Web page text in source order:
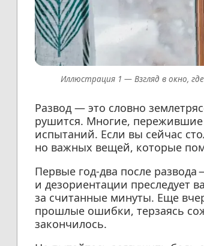
Взгляд в окно,
Развод — это словно
рушится. Многие,
испытаний. Если вы сейчас
но важных вещей, которые
Первые год-два после
и дезориентации преследует
за считанные минуты. Еще
прошлые ошибки, терзаясь
закончилось.